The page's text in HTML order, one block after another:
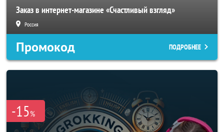
Заказ в интернет-магазине «Счастливый взгляд»
Россия
Промокод ПОДРОБНЕЕ
-15%